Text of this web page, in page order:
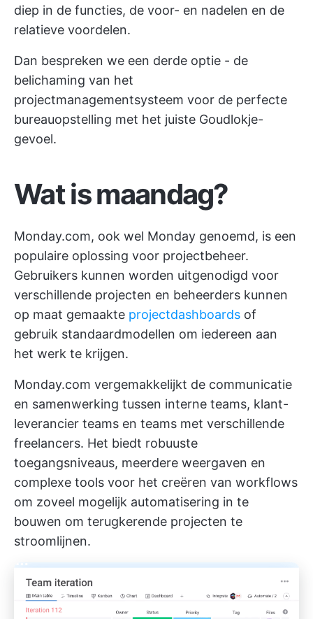
diep in de functies, de voor- en nadelen en de
relatieve voordelen.
Dan bespreken we een derde optie - de
belichaming van het
projectmanagementsysteem voor de perfecte
bureauopstelling met het juiste Goudlokje-
gevoel.
Wat is maandag?
Monday.com, ook wel Monday genoemd, is een
populaire oplossing voor projectbeheer.
Gebruikers kunnen worden uitgenodigd voor
verschillende projecten en beheerders kunnen
op maat gemaakte projectdashboards of
gebruik standaardmodellen om iedereen aan
het werk te krijgen.
Monday.com vergemakkelijkt de communicatie
en samenwerking tussen interne teams, klant-
leverancier teams en teams met verschillende
freelancers. Het biedt robuuste
toegangsniveaus, meerdere weergaven en
complexe tools voor het creëren van workflows
om zoveel mogelijk automatisering in te
bouwen om terugkerende projecten te
stroomlijnen.